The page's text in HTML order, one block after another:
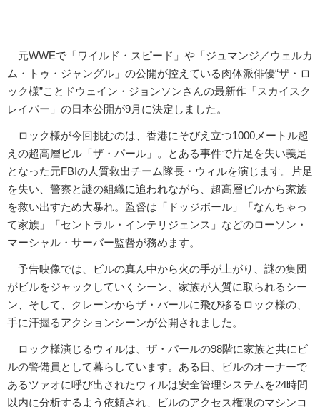
元WWEで「ワイルド・スピード」や「ジュマンジ／ウェルカ
ム・トゥ・ジャングル」の公開が控えている肉体派俳優“ザ・ロ
ック様”ことドウェイン・ジョンソンさんの最新作「スカイスク
レイパー」の日本公開が9月に決定しました。
ロック様が今回挑むのは、香港にそびえ立つ1000メートル超
えの超高層ビル「ザ・パール」。とある事件で片足を失い義足
となった元FBIの人質救出チーム隊長・ウィルを演じます。片足
を失い、警察と謎の組織に追われながら、超高層ビルから家族
を救い出すため大暴れ。監督は「ドッジボール」「なんちゃっ
て家族」「セントラル・インテリジェンス」などのローソン・
マーシャル・サーバー監督が務めます。
予告映像では、ビルの真ん中から火の手が上がり、謎の集団
がビルをジャックしていくシーン、家族が人質に取られるシー
ン、そして、クレーンからザ・パールに飛び移るロック様の、
手に汗握るアクションシーンが公開されました。
ロック様演じるウィルは、ザ・パールの98階に家族と共にビ
ルの警備員として暮らしています。ある日、ビルのオーナーで
あるツァオに呼び出されたウィルは安全管理システムを24時間
以内に分析するよう依頼され、ビルのアクセス権限のマシンコ